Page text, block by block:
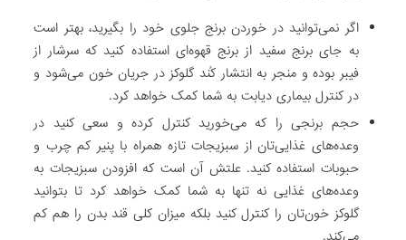
اگر نمی‌توانید در خوردن برنج جلوی خود را بگیرید، بهتر است
به جای برنج سفید از برنج قهوه‌ای استفاده کنید که سرشار از
فیبر بوده و منجر به انتشار کُند گلوکز در جریان خون می‌شود و
در کنترل بیماری دیابت به شما کمک خواهد کرد.
حجم برنجی را که می‌خورید کنترل کرده و سعی کنید در
وعده‌های غذایی‌تان از سبزیجات تازه همراه با پنیر کم چرب و
حبوبات استفاده کنید. علتش آن است که افزودن سبزیجات به
وعده‌های غذایی نه تنها به شما کمک خواهد کرد تا بتوانید
گلوکز خون‌تان را کنترل کنید بلکه میزان کلی قند بدن را هم کم